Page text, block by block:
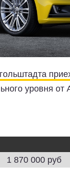
уровня от
1 870 000 руб